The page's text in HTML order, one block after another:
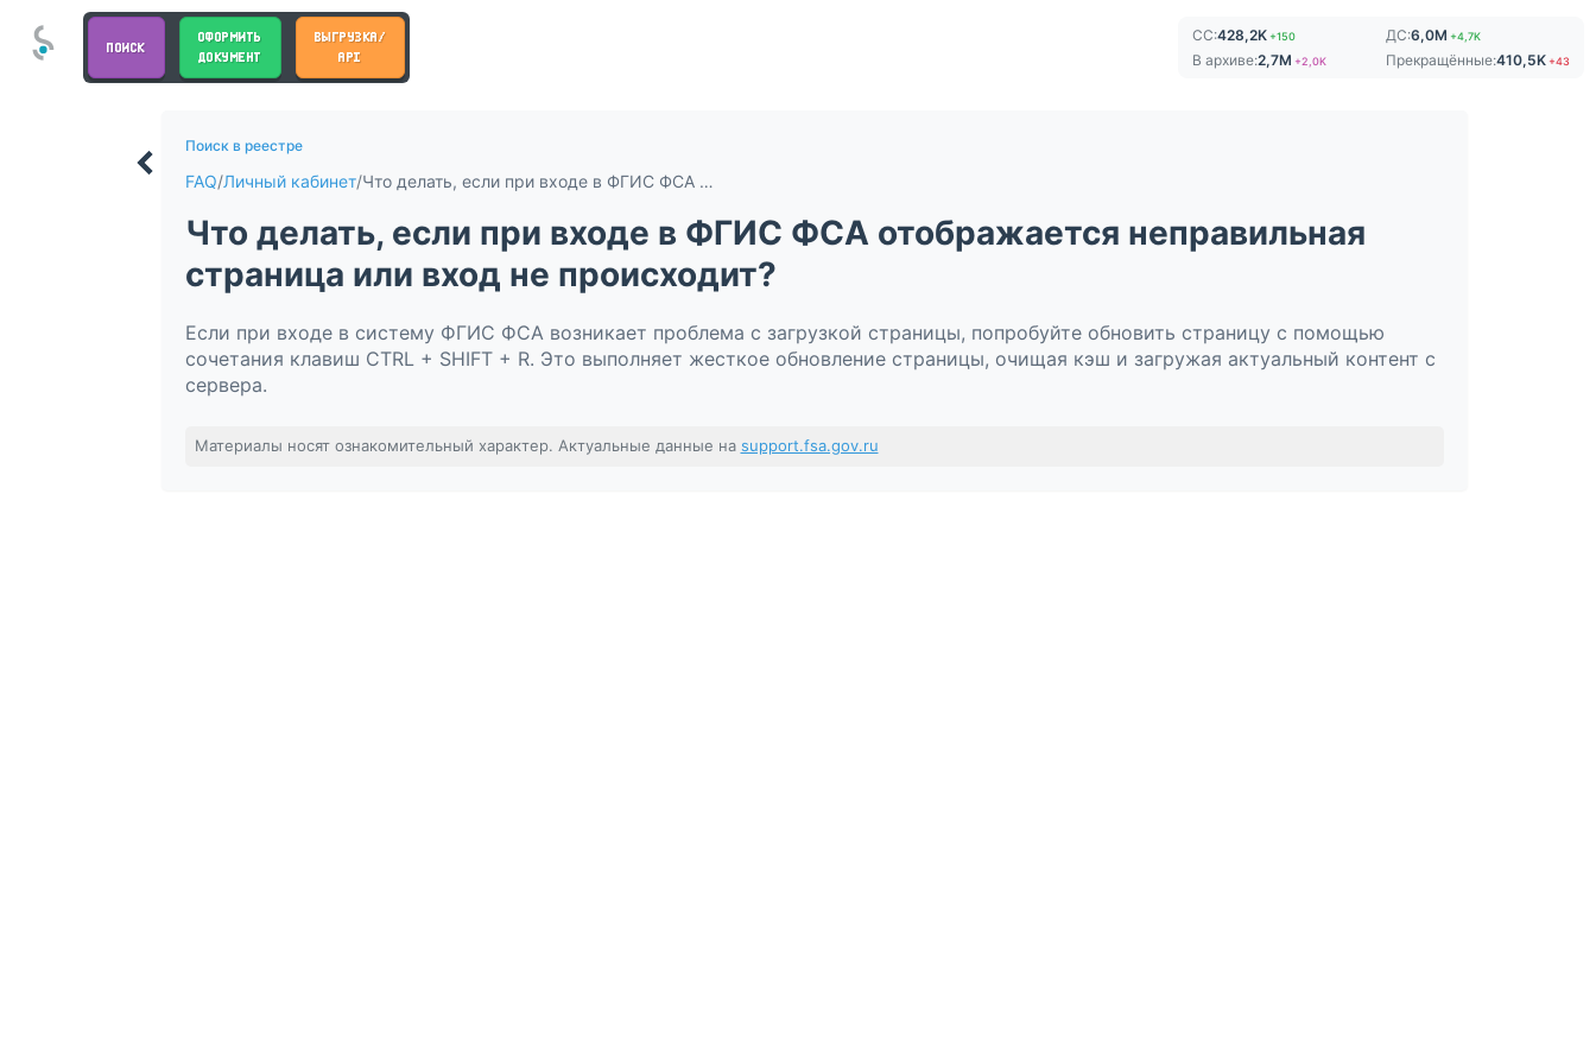
ПОИСК
ОФОРМИТЬ
ДОКУМЕНТ
ВЫГРУЗКА/
API
СС:428,2K+150 ДС:6,0M +4,7K
В архиве:2,7M +2,0K Прекращённые:410,5K +43
Поиск в реестре
FAQ/Личный кабинет/ Что делать, если при входе в ФГИС ФСА отображается неправильная страница или вход не происходит?
Что делать, если при входе в ФГИС ФСА отображается неправильная
страница или вход не происходит?
Если при входе в систему ФГИС ФСА возникает проблема с загрузкой страницы, попробуйте обновить страницу с помощью
сочетания клавиш CTRL + SHIFT + R. Это выполняет жесткое обновление страницы, очищая кэш и загружая актуальный контент с
сервера.
Материалы носят ознакомительный характер. Актуальные данные на support.fsa.gov.ru